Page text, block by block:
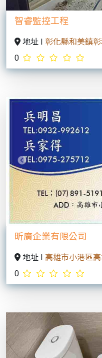
智睿監控工程
地址 I 彰化縣和美鎮
0
Previous
昕廣企業有限公司
地址 I 高雄市小港區
0